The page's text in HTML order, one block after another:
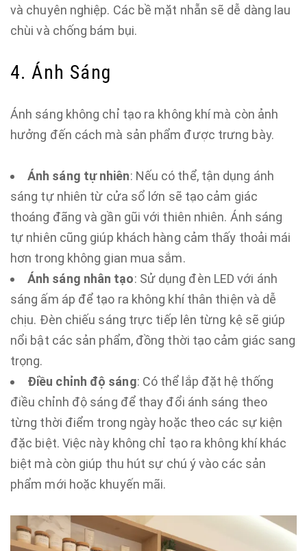
và chuyên nghiệp. Các bề mặt nhẵn sẽ dễ dàng lau
chùi và chống bám bụi.
4. Ánh Sáng
Ánh sáng không chỉ tạo ra không khí mà còn ảnh
hưởng đến cách mà sản phẩm được trưng bày.
Ánh sáng tự nhiên: Nếu có thể, tận dụng ánh
sáng tự nhiên từ cửa sổ lớn sẽ tạo cảm giác
thoáng đãng và gần gũi với thiên nhiên. Ánh sáng
tự nhiên cũng giúp khách hàng cảm thấy thoải mái
hơn trong không gian mua sắm.
Ánh sáng nhân tạo: Sử dụng đèn LED với ánh
sáng ấm áp để tạo ra không khí thân thiện và dễ
chịu. Đèn chiếu sáng trực tiếp lên từng kệ sẽ giúp
nổi bật các sản phẩm, đồng thời tạo cảm giác sang
trọng.
Điều chỉnh độ sáng: Có thể lắp đặt hệ thống
điều chỉnh độ sáng để thay đổi ánh sáng theo
từng thời điểm trong ngày hoặc theo các sự kiện
đặc biệt. Việc này không chỉ tạo ra không khí khác
biệt mà còn giúp thu hút sự chú ý vào các sản
phẩm mới hoặc khuyến mãi.